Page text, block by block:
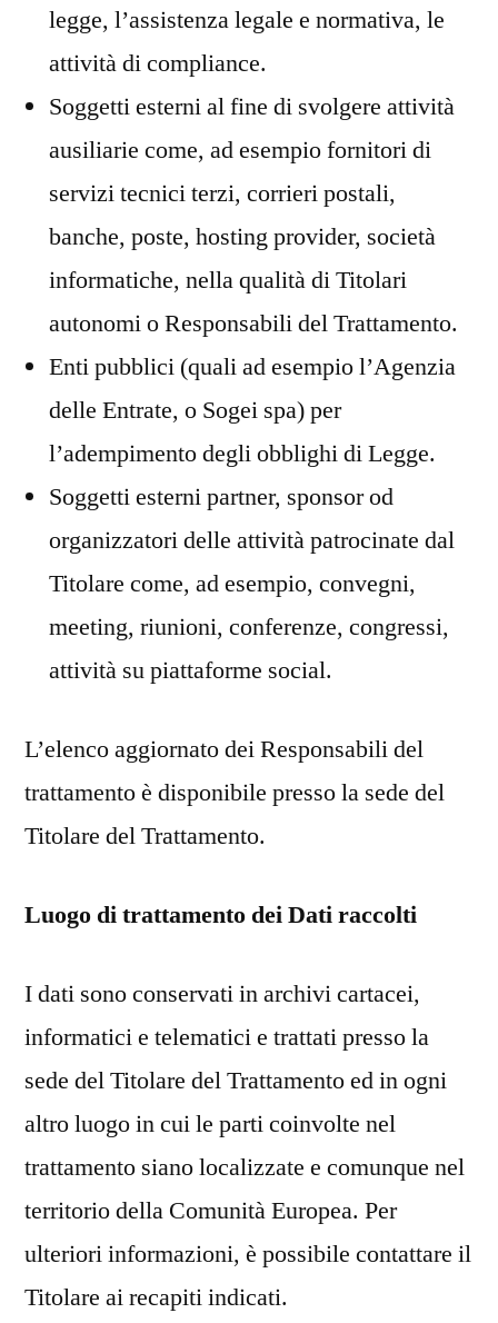
legge, l’assistenza legale e normativa, le
attività di compliance.
Soggetti esterni al fine di svolgere attività
ausiliarie come, ad esempio fornitori di
servizi tecnici terzi, corrieri postali,
banche, poste, hosting provider, società
informatiche, nella qualità di Titolari
autonomi o Responsabili del Trattamento.
Enti pubblici (quali ad esempio l’Agenzia
delle Entrate, o Sogei spa) per
l’adempimento degli obblighi di Legge.
Soggetti esterni partner, sponsor od
organizzatori delle attività patrocinate dal
Titolare come, ad esempio, convegni,
meeting, riunioni, conferenze, congressi,
attività su piattaforme social.
L’elenco aggiornato dei Responsabili del
trattamento è disponibile presso la sede del
Titolare del Trattamento.
Luogo di trattamento dei Dati raccolti
I dati sono conservati in archivi cartacei,
informatici e telematici e trattati presso la
sede del Titolare del Trattamento ed in ogni
altro luogo in cui le parti coinvolte nel
trattamento siano localizzate e comunque nel
territorio della Comunità Europea. Per
ulteriori informazioni, è possibile contattare il
Titolare ai recapiti indicati.